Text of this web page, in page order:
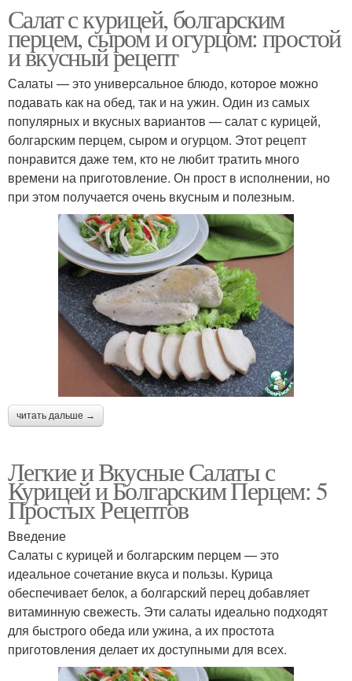
Салат с курицей, болгарским
перцем, сыром и огурцом: простой
и вкусный рецепт
Салаты — это универсальное блюдо, которое можно
подавать как на обед, так и на ужин. Один из самых
популярных и вкусных вариантов — салат с курицей,
болгарским перцем, сыром и огурцом. Этот рецепт
понравится даже тем, кто не любит тратить много
времени на приготовление. Он прост в исполнении, но
при этом получается очень вкусным и полезным.
читать дальше →
Легкие и Вкусные Салаты с
Курицей и Болгарским Перцем: 5
Простых Рецептов
Введение
Салаты с курицей и болгарским перцем — это
идеальное сочетание вкуса и пользы. Курица
обеспечивает белок, а болгарский перец добавляет
витаминную свежесть. Эти салаты идеально подходят
для быстрого обеда или ужина, а их простота
приготовления делает их доступными для всех.